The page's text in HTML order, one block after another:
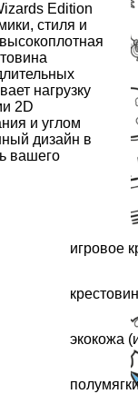
Edition
стиля и
нагрузку
2D
и углом
дизайн в
вашего
игровое
экокожа